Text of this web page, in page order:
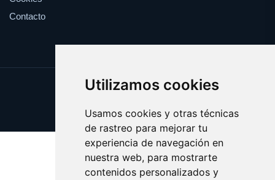
Utilizamos cookies
Usamos cookies y otras técnicas
de rastreo para mejorar tu
experiencia de navegación en
nuestra web, para mostrarte
contenidos personalizados y
Contacto
Update cookies preferences
Copyright © 2026 fiduciaria.es